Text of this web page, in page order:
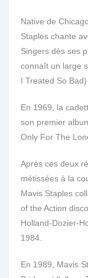
Native de
Staples chante
Singers dès ses
connaît un large
I Treated So
En 1969, la
son premier
Only For The
Après ces deux
métissées à la
Mavis Staples
of the Action
Holland-Dozier-
1984.
En 1989, Mavis